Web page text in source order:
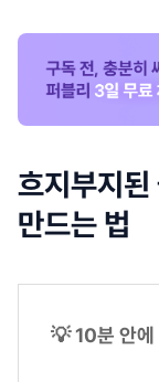
흐지부지된
만드는 법
💡 10분 안에